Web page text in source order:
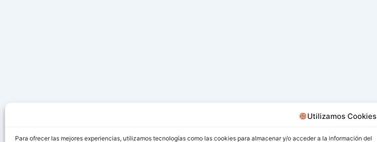
Utilizamos Cookies
Para ofrecer las mejores experiencias, utilizamos tecnologías como las cookies para almacenar y/o acceder a la información del